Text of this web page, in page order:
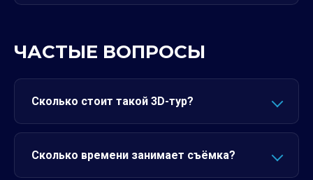
ЧАСТЫЕ ВОПРОСЫ
Сколько стоит такой 3D-тур?
Сколько времени занимает съёмка?